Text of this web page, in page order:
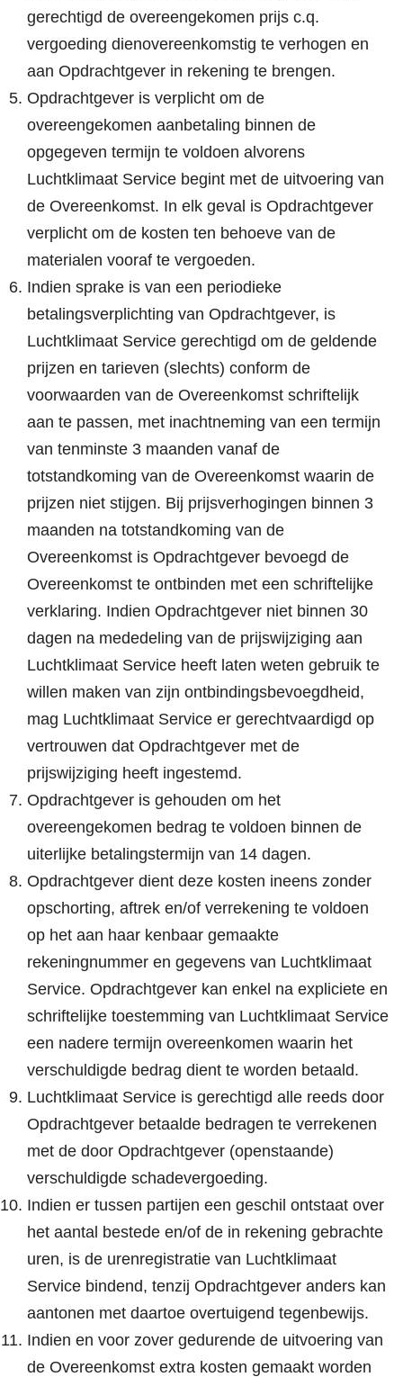
gerechtigd de overeengekomen prijs c.q.
vergoeding dienovereenkomstig te verhogen en
aan Opdrachtgever in rekening te brengen.
Opdrachtgever is verplicht om de
overeengekomen aanbetaling binnen de
opgegeven termijn te voldoen alvorens
Luchtklimaat Service begint met de uitvoering van
de Overeenkomst. In elk geval is Opdrachtgever
verplicht om de kosten ten behoeve van de
materialen vooraf te vergoeden.
Indien sprake is van een periodieke
betalingsverplichting van Opdrachtgever, is
Luchtklimaat Service gerechtigd om de geldende
prijzen en tarieven (slechts) conform de
voorwaarden van de Overeenkomst schriftelijk
aan te passen, met inachtneming van een termijn
van tenminste 3 maanden vanaf de
totstandkoming van de Overeenkomst waarin de
prijzen niet stijgen. Bij prijsverhogingen binnen 3
maanden na totstandkoming van de
Overeenkomst is Opdrachtgever bevoegd de
Overeenkomst te ontbinden met een schriftelijke
verklaring. Indien Opdrachtgever niet binnen 30
dagen na mededeling van de prijswijziging aan
Luchtklimaat Service heeft laten weten gebruik te
willen maken van zijn ontbindingsbevoegdheid,
mag Luchtklimaat Service er gerechtvaardigd op
vertrouwen dat Opdrachtgever met de
prijswijziging heeft ingestemd.
Opdrachtgever is gehouden om het
overeengekomen bedrag te voldoen binnen de
uiterlijke betalingstermijn van 14 dagen.
Opdrachtgever dient deze kosten ineens zonder
opschorting, aftrek en/of verrekening te voldoen
op het aan haar kenbaar gemaakte
rekeningnummer en gegevens van Luchtklimaat
Service. Opdrachtgever kan enkel na expliciete en
schriftelijke toestemming van Luchtklimaat Service
een nadere termijn overeenkomen waarin het
verschuldigde bedrag dient te worden betaald.
Luchtklimaat Service is gerechtigd alle reeds door
Opdrachtgever betaalde bedragen te verrekenen
met de door Opdrachtgever (openstaande)
verschuldigde schadevergoeding.
Indien er tussen partijen een geschil ontstaat over
het aantal bestede en/of de in rekening gebrachte
uren, is de urenregistratie van Luchtklimaat
Service bindend, tenzij Opdrachtgever anders kan
aantonen met daartoe overtuigend tegenbewijs.
Indien en voor zover gedurende de uitvoering van
de Overeenkomst extra kosten gemaakt worden